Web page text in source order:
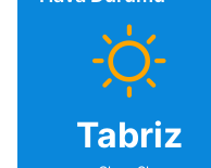
Tabriz